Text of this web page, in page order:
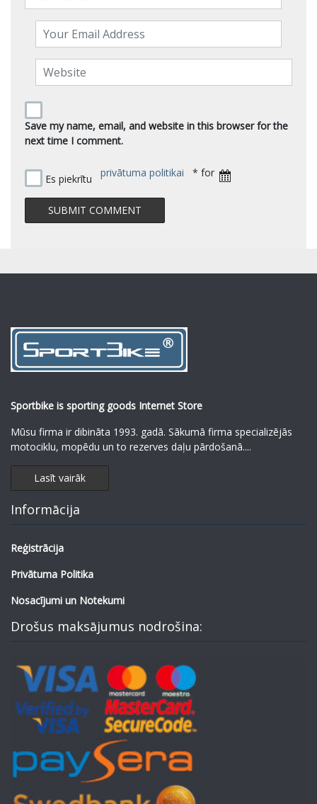
Save my name, email, and website in this browser for the
next time I comment.
Es piekrītu privātuma politikai * for
Sportbike is sporting goods Internet Store
Mūsu firma ir dibināta 1993. gadā. Sākumā firma specializējās
motociklu, mopēdu un to rezerves daļu pārdošanā....
Lasīt vairāk
Informācija
Reģistrācija
Privātuma Politika
Nosacījumi un Notekumi
Drošus maksājumus nodrošina: